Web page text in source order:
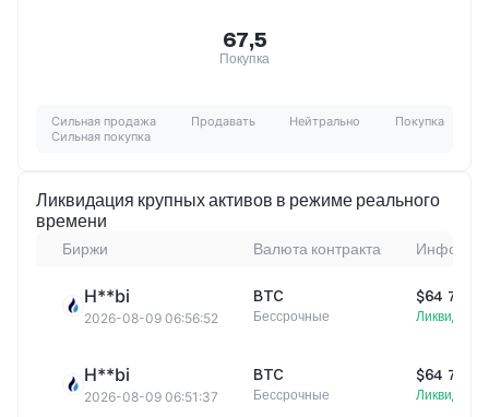
67,5
Покупка
Сильная продажа Продавать Нейтрально
Покупка
Сильная покупка
Ликвидация крупных активов в режиме реального
времени
Биржи Валюта контракта
H**bi
2026-08-09 06:56:52
BTC
Бессрочные
$64
H**bi
2026-08-09 06:51:37
BTC
Бессрочные
$64